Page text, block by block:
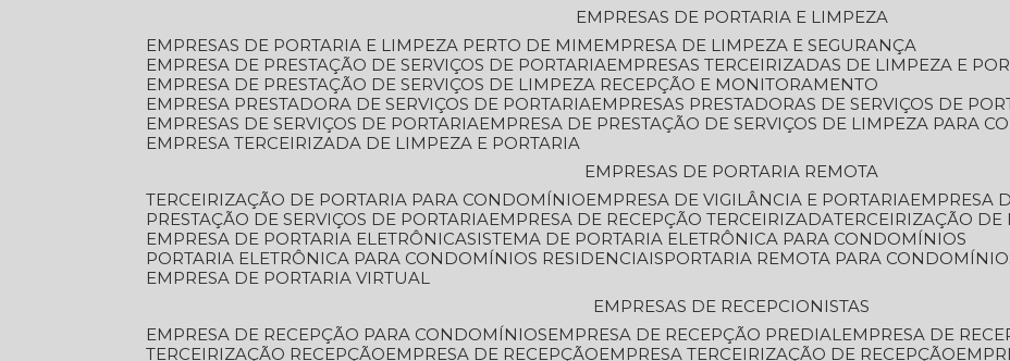
EMPRESAS DE PORTARIA E LIMPEZA
EMPRESAS DE PORTARIA E LIMPEZA PERTO DE MIM
EMPRESA DE LIMPEZA E SEGURANÇA
EMPRESA DE PRESTAÇÃO DE SERVIÇOS DE PORTARIA
EMPRESAS TERCEIRIZADAS DE LIMPEZA E
EMPRESA DE PRESTAÇÃO DE SERVIÇOS DE LIMPEZA RECEPÇÃO E MONITORAMENTO
EMPRESA PRESTADORA DE SERVIÇOS DE PORTARIA
EMPRESAS PRESTADORAS DE SERVIÇOS DE
EMPRESAS DE SERVIÇOS DE PORTARIA
EMPRESA DE PRESTAÇÃO DE SERVIÇOS DE LIMPEZA PARA
EMPRESA TERCEIRIZADA DE LIMPEZA E PORTARIA
EMPRESAS DE PORTARIA REMOTA
TERCEIRIZAÇÃO DE PORTARIA PARA CONDOMÍNIO
EMPRESA DE VIGILÂNCIA E PORTARIA
EMPRESA
PRESTAÇÃO DE SERVIÇOS DE PORTARIA
EMPRESA DE RECEPÇÃO TERCEIRIZADA TERCEIRIZAÇÃO
EMPRESA DE PORTARIA ELETRÔNICA SISTEMA DE PORTARIA ELETRÔNICA PARA CONDOMÍNIOS
PORTARIA ELETRÔNICA PARA CONDOMÍNIOS RESIDENCIAIS
PORTARIA REMOTA PARA
EMPRESA DE PORTARIA VIRTUAL
EMPRESAS DE RECEPCIONISTAS
EMPRESA DE RECEPÇÃO PARA CONDOMÍNIOS
EMPRESA DE RECEPÇÃO PREDIAL
EMPRESA DE
TERCEIRIZAÇÃO RECEPÇÃO
EMPRESA DE RECEPÇÃO EMPRESA TERCEIRIZAÇÃO DE RECEPÇÃO